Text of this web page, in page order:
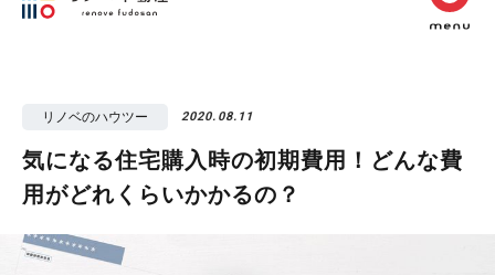
リノベのハウツー 2020.08.11
気になる住宅購入時の初期費用！どんな費
用がどれくらいかかるの？